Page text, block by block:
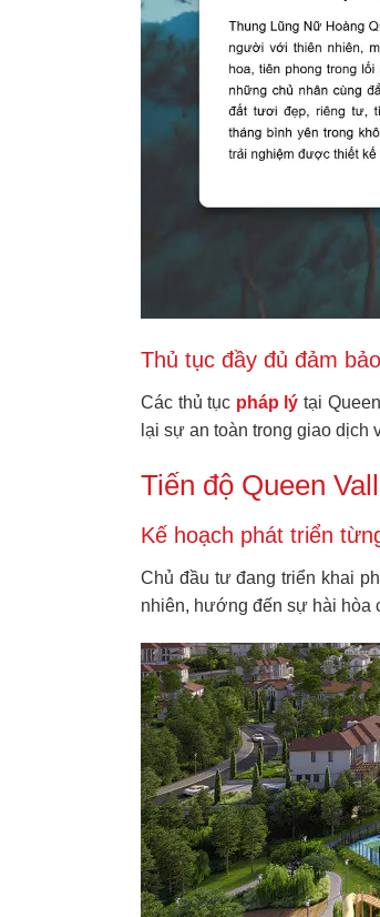
Thủ tục đầy đủ đảm
Các thủ tục pháp lý tại
lại sự an toàn trong giao dịch
Tiến độ Queen
Kế hoạch phát triển
Chủ đầu tư đang triển khai
nhiên, hướng đến sự hài hòa